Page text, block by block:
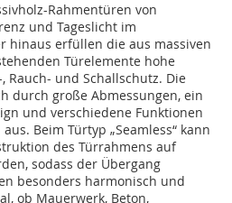
Rahmentüren von
und Tageslicht im
hinaus erfüllen die aus massiven
Türelemente hohe
Rauch- und Schallschutz. Die
durch große Abmessungen, ein
und verschiedene Funktionen
Beim Türtyp „Seamless“ kann
des Türrahmens auf
sodass der Übergang
besonders harmonisch und
ob Mauerwerk, Beton,